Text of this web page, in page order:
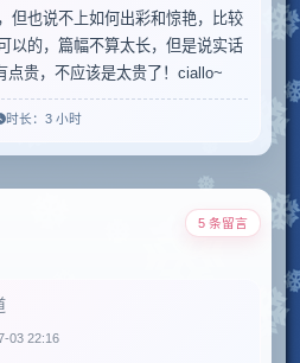
但也说不上如何出彩和惊艳，比较
以的，篇幅不算太长，但是说实话
点贵，不应该是太贵了！ciallo~
时长： 3 小时
5 条留言
03 22:16